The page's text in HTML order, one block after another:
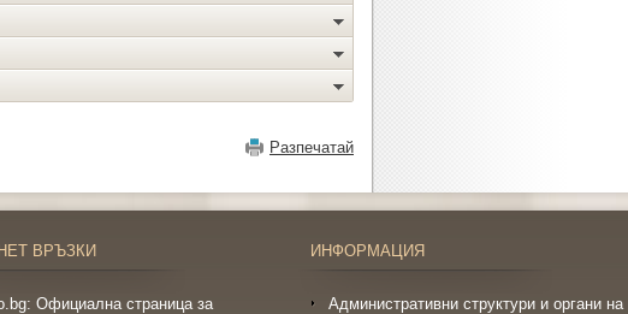
Разпечатай
ВРЪЗКИ
Официална страница за
ИНФОРМАЦИЯ
Административни структури и органи на